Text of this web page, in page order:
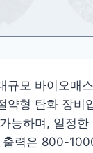
규모 바이오매
약형 탄화 장비
능하며, 일정한
출력은 800-